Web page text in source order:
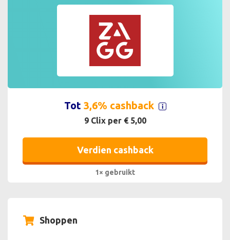
Tot 3,6% cashback
9 Clix per € 5,00
Verdien cashback
1× gebruikt
Shoppen